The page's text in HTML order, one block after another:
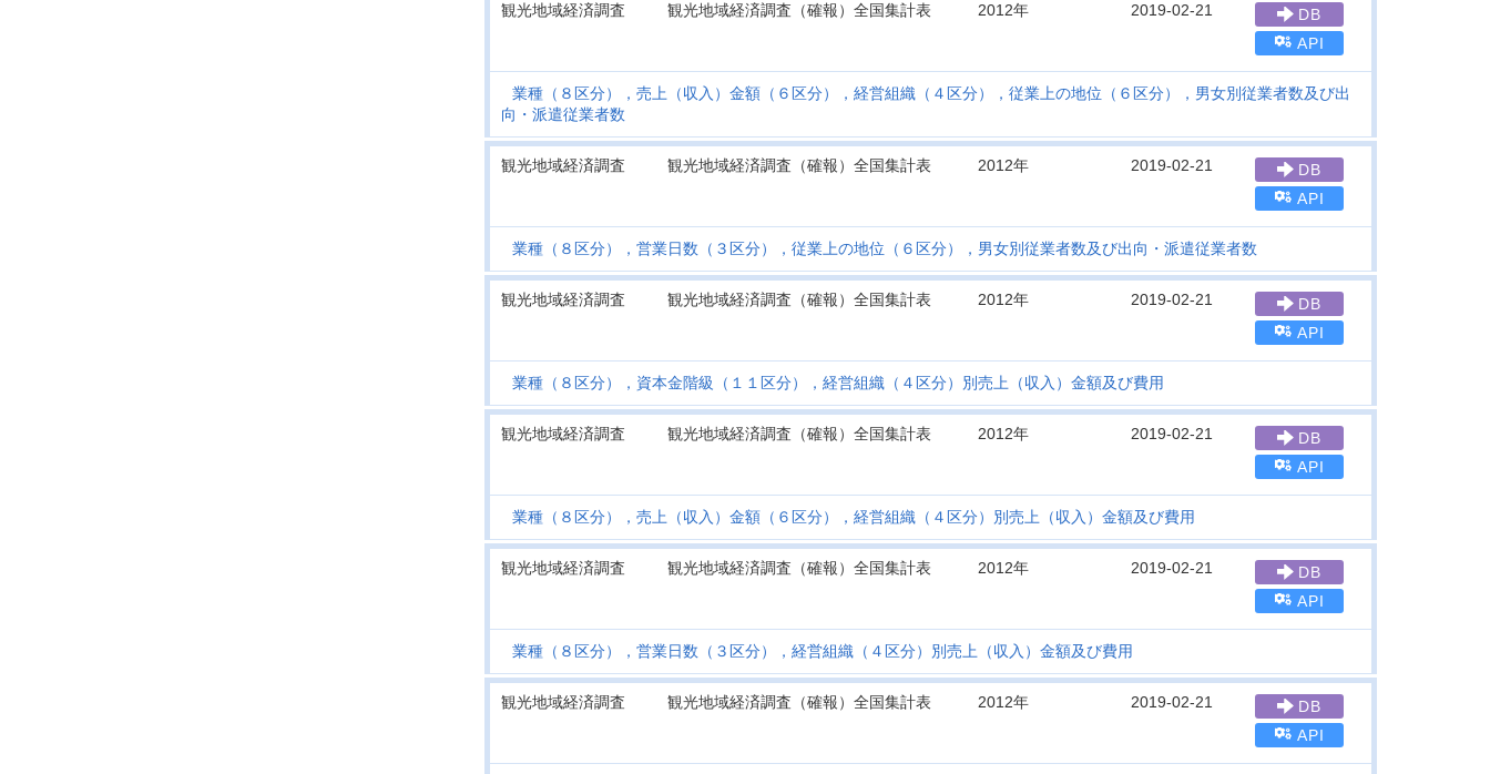
観光地域経済調査 観光地域経済調査（確報）全国集計表 2012年 2019-02-21
DB
API
業種（８区分），売上（収入）金額（６区分），経営組織（４区分），従業上の地位（６区分），男女別従業者数及び出
向・派遣従業者数
観光地域経済調査 観光地域経済調査（確報）全国集計表 2012年 2019-02-21
DB
API
業種（８区分），営業日数（３区分），従業上の地位（６区分），男女別従業者数及び出向・派遣従業者数
観光地域経済調査 観光地域経済調査（確報）全国集計表 2012年 2019-02-21
DB
API
業種（８区分），資本金階級（１１区分），経営組織（４区分）別売上（収入）金額及び費用
観光地域経済調査 観光地域経済調査（確報）全国集計表 2012年 2019-02-21
DB
API
業種（８区分），売上（収入）金額（６区分），経営組織（４区分）別売上（収入）金額及び費用
観光地域経済調査 観光地域経済調査（確報）全国集計表 2012年 2019-02-21
DB
API
業種（８区分），営業日数（３区分），経営組織（４区分）別売上（収入）金額及び費用
観光地域経済調査 観光地域経済調査（確報）全国集計表 2012年 2019-02-21
DB
API